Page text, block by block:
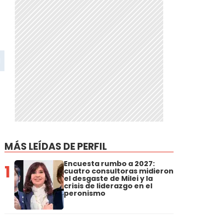
MÁS LEÍDAS DE PERFIL
1 Encuesta rumbo a 2027:
cuatro consultoras midieron
el desgaste de Milei y la
crisis de liderazgo en el
peronismo